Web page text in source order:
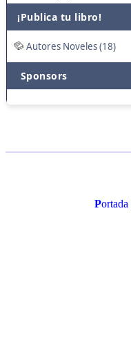
¡Publica tu libro!
Autores Noveles (18)
Sponsors
Portada|